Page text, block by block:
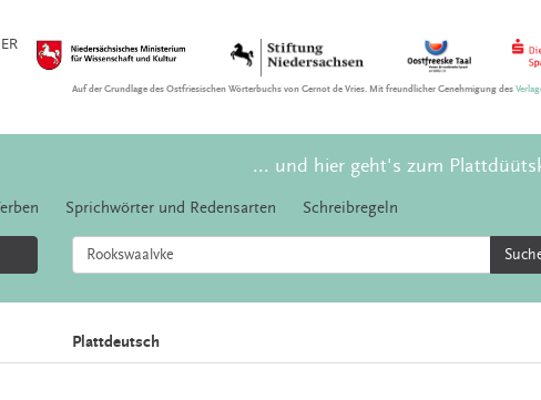
Auf der Grundlage des Ostfriesischen Wörterbuchs von Gernot de Vries. Mit freundlicher Genehmigung des
... und hier geht's zum
Sprichwörter und Redensarten Schreibregeln
Plattdeutsch